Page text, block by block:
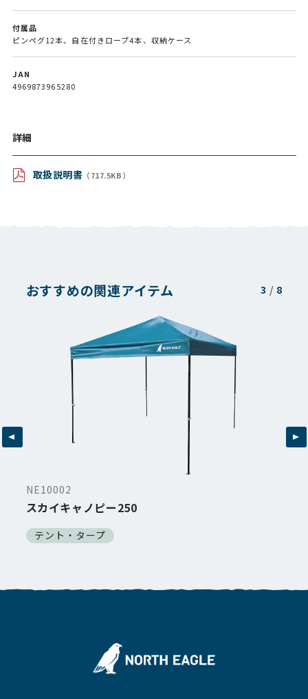
付属品
ピンペグ12本、自在付きロープ4本、収納ケース
JAN
4969873965280
詳細
取扱説明書 （717.5KB）
おすすめの関連アイテム 3 / 8
NE10002
スカイキャノピー250
テント・タープ